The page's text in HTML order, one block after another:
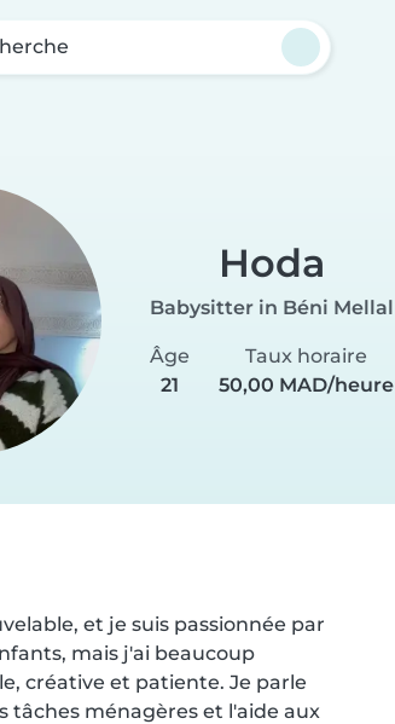
Hoda
Babysitter in Béni Mellal
Âge
21
Taux horaire
50,00 MAD/heure
et je suis passionnée par
mais j'ai beaucoup
créative et patiente. Je parle
tâches ménagères et l'aide aux